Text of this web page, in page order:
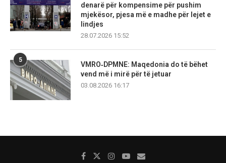
denarë për kompensime për pushim
mjekësor, pjesa më e madhe për lejet e
lindjes
28.07.2026 15:52
5
VMRO‑DPMNE: Maqedonia do të bëhet
vend më i mirë për të jetuar
03.08.2026 16:17